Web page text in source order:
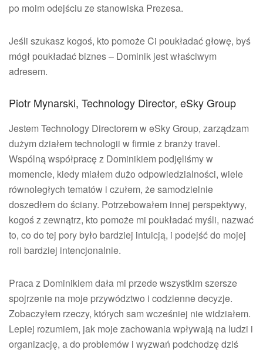
po moim odejściu ze stanowiska Prezesa.
Jeśli szukasz kogoś, kto pomoże Ci poukładać głowę, byś
mógł poukładać biznes – Dominik jest właściwym
adresem.
Piotr Mynarski, Technology Director, eSky Group
Jestem Technology Directorem w eSky Group, zarządzam
dużym działem technologii w firmie z branży travel.
Wspólną współpracę z Dominikiem podjęliśmy w
momencie, kiedy miałem dużo odpowiedzialności, wiele
równoległych tematów i czułem, że samodzielnie
doszedłem do ściany. Potrzebowałem innej perspektywy,
kogoś z zewnątrz, kto pomoże mi poukładać myśli, nazwać
to, co do tej pory było bardziej intuicją, i podejść do mojej
roli bardziej intencjonalnie.
Praca z Dominikiem dała mi przede wszystkim szersze
spojrzenie na moje przywództwo i codzienne decyzje.
Zobaczyłem rzeczy, których sam wcześniej nie widziałem.
Lepiej rozumiem, jak moje zachowania wpływają na ludzi i
organizację, a do problemów i wyzwań podchodzę dziś